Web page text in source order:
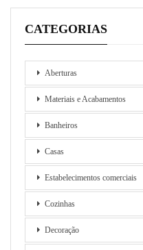
CATEGORIAS
Aberturas
Materiais e Acabamentos
Banheiros
Casas
Estabelecimentos comerciais
Cozinhas
Decoração